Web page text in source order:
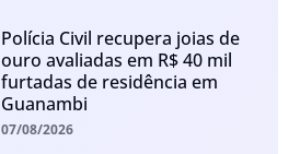
Polícia Civil recupera joias de
ouro avaliadas em R$ 40 mil
furtadas de residência em
Guanambi
07/08/2026